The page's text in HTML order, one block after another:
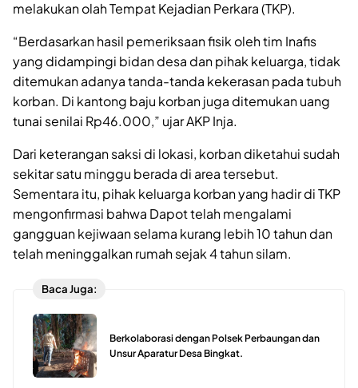
melakukan olah Tempat Kejadian Perkara (TKP).
“Berdasarkan hasil pemeriksaan fisik oleh tim Inafis
yang didampingi bidan desa dan pihak keluarga, tidak
ditemukan adanya tanda-tanda kekerasan pada tubuh
korban. Di kantong baju korban juga ditemukan uang
tunai senilai Rp46.000,” ujar AKP Inja.
Dari keterangan saksi di lokasi, korban diketahui sudah
sekitar satu minggu berada di area tersebut.
Sementara itu, pihak keluarga korban yang hadir di TKP
mengonfirmasi bahwa Dapot telah mengalami
gangguan kejiwaan selama kurang lebih 10 tahun dan
telah meninggalkan rumah sejak 4 tahun silam.
Baca Juga:
Berkolaborasi dengan Polsek Perbaungan dan
Unsur Aparatur Desa Bingkat.